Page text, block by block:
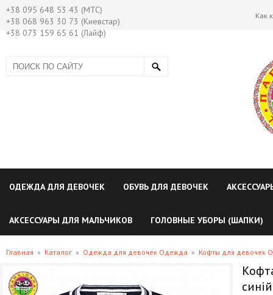
+38 095 648 53 43 (МТС)
+38 068 963 30 73 (Киевстар)
+38 073 159 65 61 (Лайф)
Как
ОДЕЖДА ДЛЯ ДЕВОЧЕК ОБУВЬ ДЛЯ ДЕВОЧЕК
АКСЕССУАРЫ ДЛЯ МАЛЬЧИКОВ ГОЛОВНЫЕ УБОРЫ (ШАПКИ)
Главная » Каталог » Одежда для девочек Одежда » Кофты для девочек
синій